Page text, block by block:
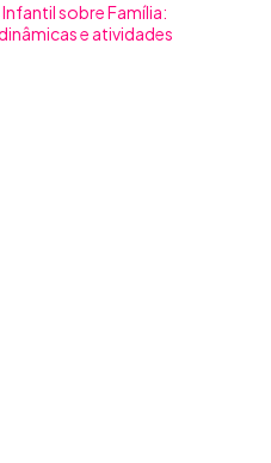
sobre Família:
e atividades